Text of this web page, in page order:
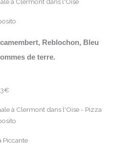
Reblochon, Bleu
de terre.
Piccante